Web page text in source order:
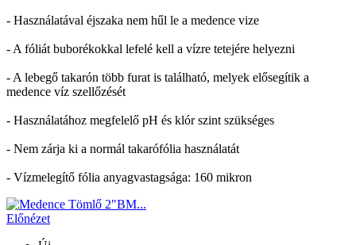
- Használatával éjszaka nem hűl le a medence vize
- A fóliát buborékokkal lefelé kell a vízre tetejére helyezni
- A lebegő takarón több furat is található, melyek elősegítik a
medence víz szellőzését
- Használatához megfelelő pH és klór szint szükséges
- Nem zárja ki a normál takarófólia használatát
- Vízmelegítő fólia anyagvastagsága: 160 mikron
Előnézet